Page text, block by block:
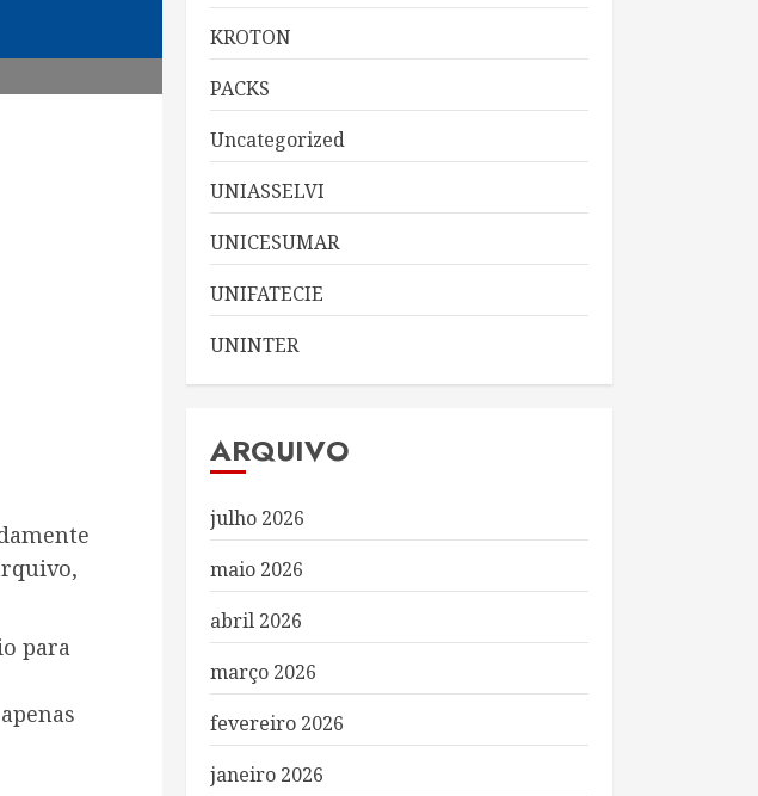
para
KROTON
PACKS
Uncategorized
UNIASSELVI
UNICESUMAR
UNIFATECIE
UNINTER
ARQUIVO
julho 2026
maio 2026
abril 2026
março 2026
fevereiro 2026
janeiro 2026